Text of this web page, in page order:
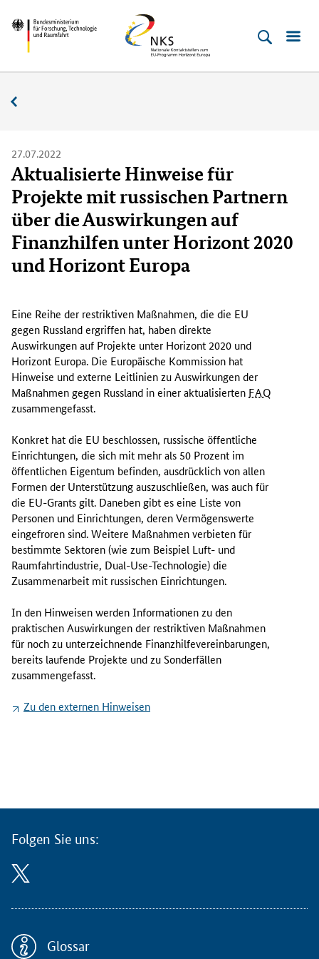
zum
Inhalt
(Eingabetaste)
zum
Hauptmenu
(Eingabetaste)
zur
Suche
(Eingabetaste)
zur
Fußleiste
(Enter)
Bundesministerium
Technologie
Horizont
Europa
27.07.2022
Aktualisierte Hinweise für
Projekte mit russischen Partnern
über die Auswirkungen auf
Finanzhilfen unter Horizont 2020
und Horizont Europa
i
e
E
u
r
o
p
i
s
c
h
e
K
o
m
m
i
s
i
o
n
h
s
u
d
x
e
r
Eine Reihe der restriktiven Maßnahmen, die die EU
gegen Russland ergriffen hat, haben direkte
Auswirkungen auf Projekte unter Horizont 2020 und
Horizont Europa. Die Europäische Kommission hat
Hinweise und externe Leitlinien zu Auswirkungen der
Maßnahmen gegen Russland in einer aktualisierten FAQ
zusammengefasst.
Konkret hat die EU beschlossen, russische öffentliche
Einrichtungen, die sich mit mehr als 50 Prozent im
öffentlichen Eigentum befinden, ausdrücklich von allen
Formen der Unterstützung auszuschließen, was auch für
die EU-Grants gilt. Daneben gibt es eine Liste von
Personen und Einrichtungen, deren Vermögenswerte
eingefroren sind. Weitere Maßnahmen verbieten für
bestimmte Sektoren (wie zum Beispiel Luft- und
Raumfahrtindustrie, Dual-Use-Technologie) die
Zusammenarbeit mit russischen Einrichtungen.
In den Hinweisen werden Informationen zu den
praktischen Auswirkungen der restriktiven Maßnahmen
für noch zu unterzeichnende Finanzhilfevereinbarungen,
bereits laufende Projekte und zu Sonderfällen
zusammengefasst.
Zu den externen Hinweisen
Folgen Sie uns:
Glossar